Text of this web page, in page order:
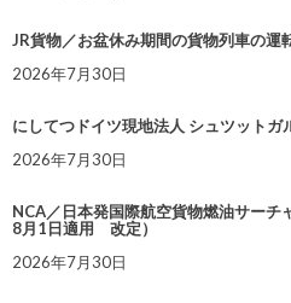
JR貨物／お盆休み期間の貨物列車の運
2026年7月30日
にしてつドイツ現地法人 シュツットガ
2026年7月30日
NCA／日本発国際航空貨物燃油サー
8月1日適用 改定）
2026年7月30日